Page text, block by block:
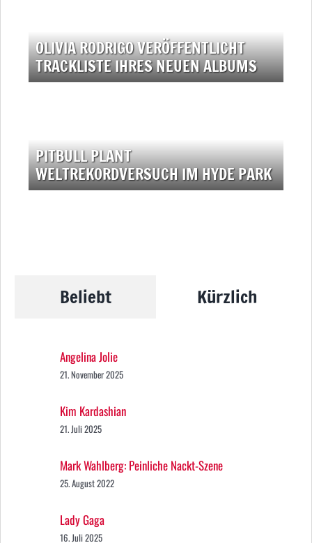
OLIVIA RODRIGO VERÖFFENTLICHT
TRACKLISTE IHRES NEUEN ALBUMS
PITBULL PLANT
WELTREKORDVERSUCH IM HYDE PARK
Beliebt Kürzlich
Angelina Jolie
21. November 2025
Kim Kardashian
21. Juli 2025
Mark Wahlberg: Peinliche Nackt-Szene
25. August 2022
Lady Gaga
16. Juli 2025